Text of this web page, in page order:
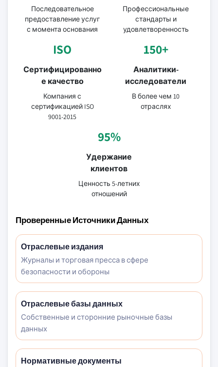
Последовательное
предоставление услуг
с момента основания
Профессиональные
стандарты и
удовлетворенность
ISO
Сертифицированно
е качество
Компания с
сертификацией ISO
9001-2015
150+
Аналитики-
исследователи
В более чем 10
отраслях
95%
Удержание
клиентов
Ценность 5-летних
отношений
Проверенные Источники Данных
Отраслевые издания
Журналы и торговая пресса в сфере
безопасности и обороны
Отраслевые базы данных
Собственные и сторонние рыночные базы
данных
Нормативные документы